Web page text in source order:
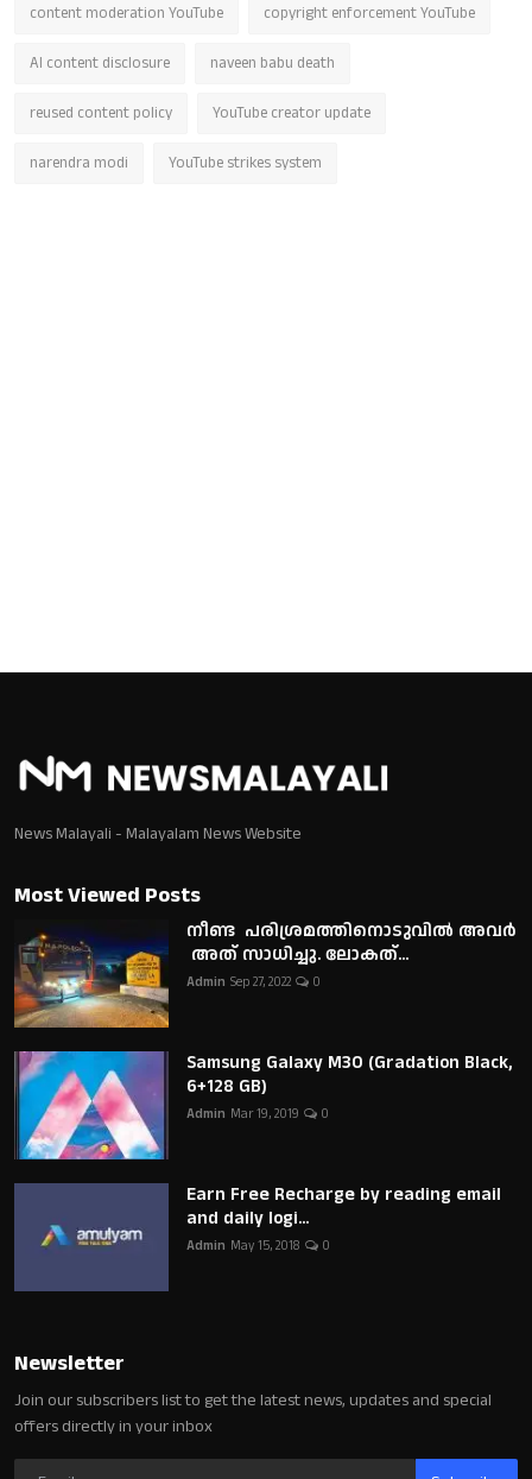
content moderation YouTube copyright enforcement YouTube
AI content disclosure naveen babu death
reused content policy YouTube creator update
narendra modi YouTube strikes system
News Malayali - Malayalam News Website
Most Viewed Posts
നീണ്ട പരിശ്രമത്തിനൊടുവിൽ അവർ
അത് സാധിച്ചു. ലോകത്...
Admin Sep 27, 2022 0
Samsung Galaxy M30 (Gradation Black,
6+128 GB)
Admin Mar 19, 2019 0
Earn Free Recharge by reading email
and daily logi...
Admin May 15, 2018 0
Newsletter
Join our subscribers list to get the latest news, updates and special
offers directly in your inbox